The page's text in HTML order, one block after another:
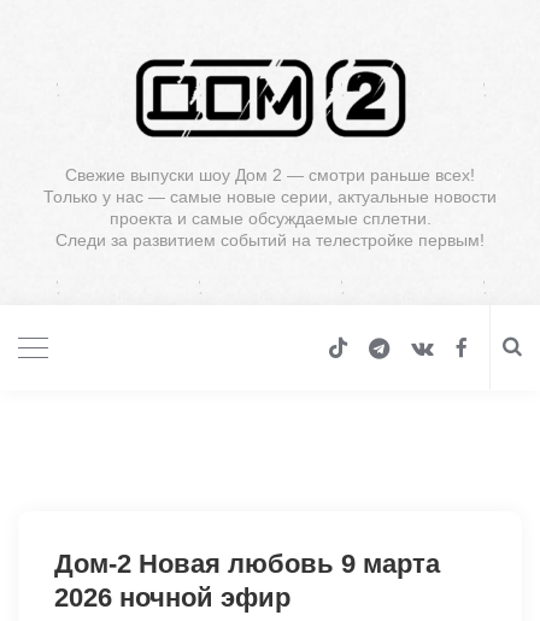
Свежие выпуски шоу Дом 2 — смотри раньше всех!
Только у нас — самые новые серии, актуальные новости
проекта и самые обсуждаемые сплетни.
Следи за развитием событий на телестройке первым!
Дом-2 Новая любовь 9 марта
2026 ночной эфир